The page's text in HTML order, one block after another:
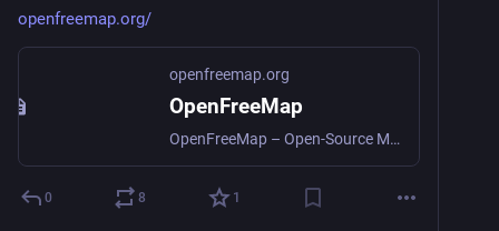
openfreemap.org/
openfreemap.org
OpenFreeMap
OpenFreeMap – Open-Source Map Hosting lets you display custom maps on your website and apps for free.
0 8 1